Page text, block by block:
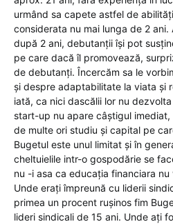
urmând sa capete astfel de
considerata nu mai lunga de 2 ani.
după 2 ani, debutanții își pot
pe care dacă îl promovează,
de debutanți. Încercăm sa le
și despre adaptabilitate la viata și
iată, ca nici dascălii lor nu
start-up nu apare câștigul
de multe ori studiu și capital pe
Bugetul este unul limitat și în
cheltuielile intr-o gospodărie se
nu -i asa ca educația financiara
Unde erați împreună cu liderii
primea un procent rușinos fim
lideri sindicali de 15 ani. Unde ați